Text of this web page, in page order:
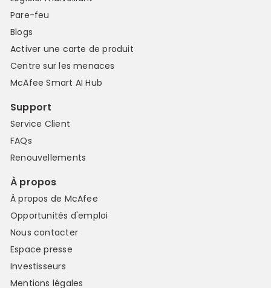
Pare-feu
Blogs
Activer une carte de produit
Centre sur les menaces
McAfee Smart AI Hub
Support
Service Client
FAQs
Renouvellements
À propos
À propos de McAfee
Opportunités d'emploi
Nous contacter
Espace presse
Investisseurs
Mentions légales